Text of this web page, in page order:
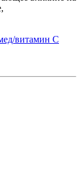
витамин С